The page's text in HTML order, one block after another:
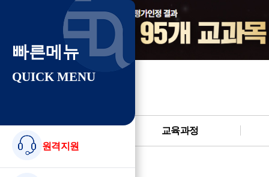
빠른메뉴
QUICK MENU
원격지원
교육과정